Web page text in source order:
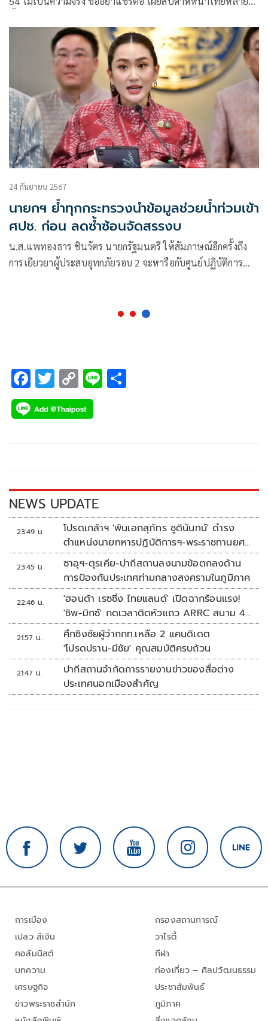
24 กันยายน 2567
นายกฯ ย้ำทุกกระทรวงนำข้อมูลช่วยน้ำท่วมเข้า
ศปช. ก่อน ลดซ้ำซ้อนจัดสรรงบ
น.ส.แพทองธาร​ ชินวัตร​ นายก​รัฐมนตรี​ ให้สัมภาษณ์อีกครั้งถึง
การเยียวยาผู้ประสบ​อุทก​ภัยรอบ​ 2 จะหารือกับศูนย์ปฏิบัติการ
F
ac
e
k
T
wi
tt
C
o
p
k
Li
NEWS UPDATE
23:49 น.
โปรดเกล้าฯ 'พันเอกสุภัทร ชูตินันทน์' ดำรง
ตำแหน่งนายทหารปฏิบัติการฯ-พระราชทานยศ
'พลตรี'
23:45 น.
ซาอุฯ-ตุรเคีย-ปากีสถานลงนามข้อตกลงด้าน
การป้องกันประเทศท่ามกลางสงครามในภูมิภาค
22:46 น.
'ฮอนด้า เรซซิ่ง ไทยแลนด์' เปิดฉากร้อนแรง!
'ชิพ-มิกซ์' กดเวลาติดหัวแถว ARRC สนาม 4
ที่มัลดาลิกา
21:57 น.
ศึกชิงชัยผู้ว่ากกท.เหลือ 2 แคนดิเดต
'โปรดปราน-มีชัย' คุณสมบัติครบถ้วน
21:47 น.
ปากีสถานจำกัดการรายงานข่าวของสื่อต่าง
ประเทศนอกเมืองสำคัญ
การเมือง
เปลว สีเงิน
คอลัมนิสต์
บทความ
เศรษฐกิจ
ข่าวพระราชสำนัก
กรองสถานการณ์
วาไรตี้
กีฬา
ท่องเที่ยว – ศิลปวัฒนธรรม
ประชาสัมพันธ์
ภูมิภาค